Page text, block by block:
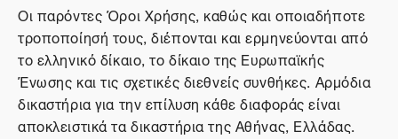
Οι παρόντες Όροι Χρήσης, καθώς και οποιαδήποτε
τροποποίησή τους, διέπονται και ερμηνεύονται από
το ελληνικό δίκαιο, το δίκαιο της Ευρωπαϊκής
Ένωσης και τις σχετικές διεθνείς συνθήκες. Αρμόδια
δικαστήρια για την επίλυση κάθε διαφοράς είναι
αποκλειστικά τα δικαστήρια της Αθήνας, Ελλάδας.